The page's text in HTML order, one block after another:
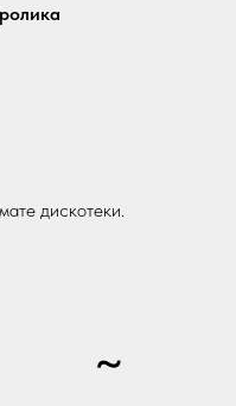
дискотеки.
~